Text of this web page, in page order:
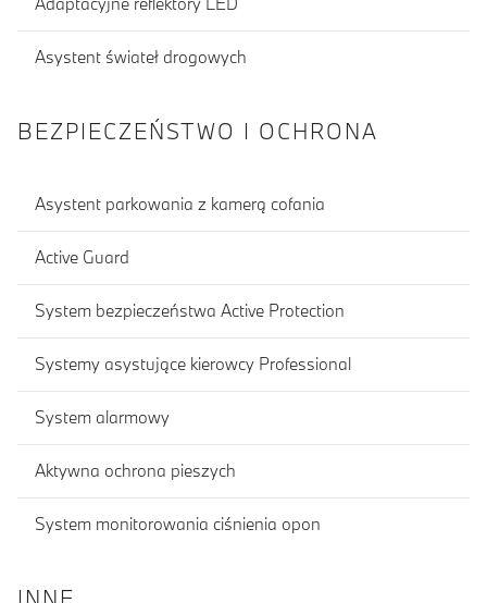
Asystent świateł drogowych
BEZPIECZEŃSTWO I OCHRONA
Asystent parkowania z kamerą cofania
Active Guard
System bezpieczeństwa Active Protection
Systemy asystujące kierowcy Professional
System alarmowy
Aktywna ochrona pieszych
System monitorowania ciśnienia opon